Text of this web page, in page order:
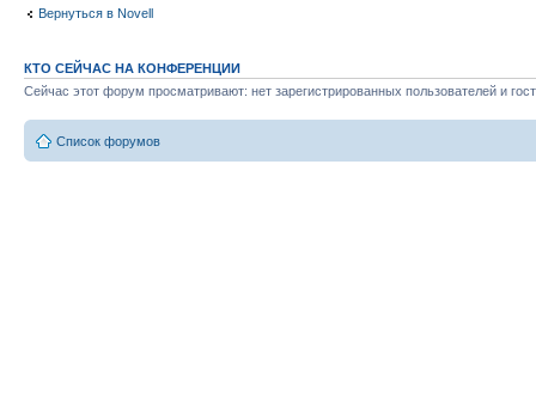
Вернуться в Novell
КТО СЕЙЧАС НА КОНФЕРЕНЦИИ
Сейчас этот форум просматривают: нет зарегистрированных пользователей и
Список форумов